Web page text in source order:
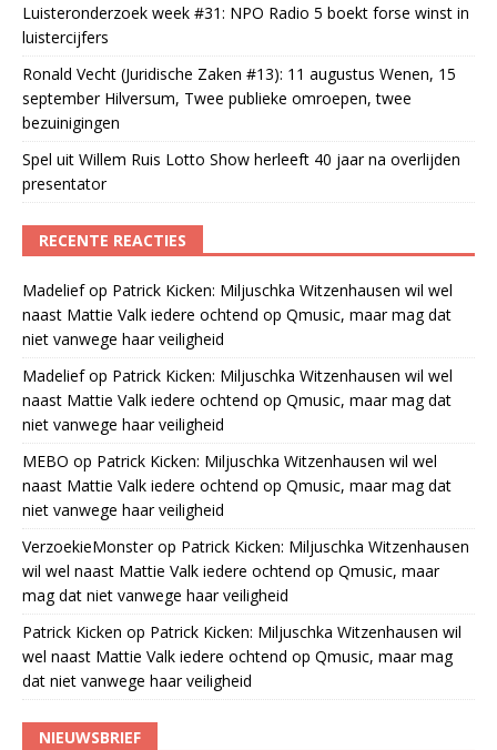
Luisteronderzoek week #31: NPO Radio 5 boekt forse winst in
luistercijfers
Ronald Vecht (Juridische Zaken #13): 11 augustus Wenen, 15
september Hilversum, Twee publieke omroepen, twee
bezuinigingen
Spel uit Willem Ruis Lotto Show herleeft 40 jaar na overlijden
presentator
RECENTE REACTIES
Madeliefop Patrick Kicken: Miljuschka Witzenhausen wil wel
naast Mattie Valk iedere ochtend op Qmusic, maar mag dat
niet vanwege haar veiligheid
Madeliefop Patrick Kicken: Miljuschka Witzenhausen wil wel
naast Mattie Valk iedere ochtend op Qmusic, maar mag dat
niet vanwege haar veiligheid
MEBO op Patrick Kicken: Miljuschka Witzenhausen wil wel
naast Mattie Valk iedere ochtend op Qmusic, maar mag dat
niet vanwege haar veiligheid
VerzoekieMonsterop Patrick Kicken: Miljuschka Witzenhausen
wil wel naast Mattie Valk iedere ochtend op Qmusic, maar
mag dat niet vanwege haar veiligheid
Patrick Kicken op Patrick Kicken: Miljuschka Witzenhausen wil
wel naast Mattie Valk iedere ochtend op Qmusic, maar mag
dat niet vanwege haar veiligheid
NIEUWSBRIEF